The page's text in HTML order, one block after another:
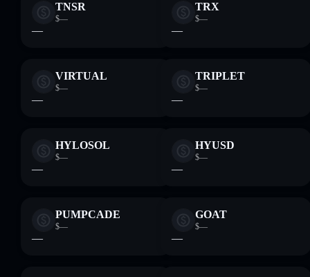
TNSR
$—
—
TRX
$—
—
VIRTUAL
$—
—
TRIPLET
$—
—
HYLOSOL
$—
—
HYUSD
$—
—
PUMPCADE
$—
—
GOAT
$—
—